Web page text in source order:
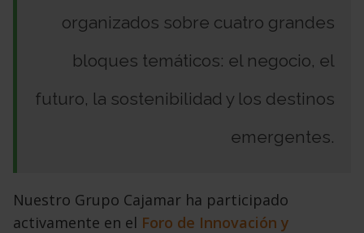
organizados sobre cuatro grandes
bloques temáticos: el negocio, el
futuro, la sosteni­bilidad y los destinos
emergentes.
Nuestro Grupo Cajamar ha participado
activamente en el Foro de In­novación y